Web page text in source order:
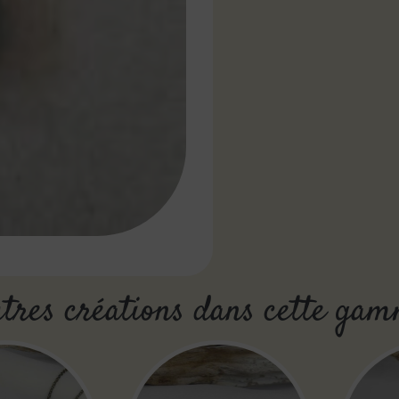
créations dans cette